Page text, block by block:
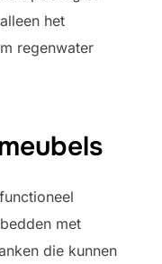
het
regenwater
met
die kunnen